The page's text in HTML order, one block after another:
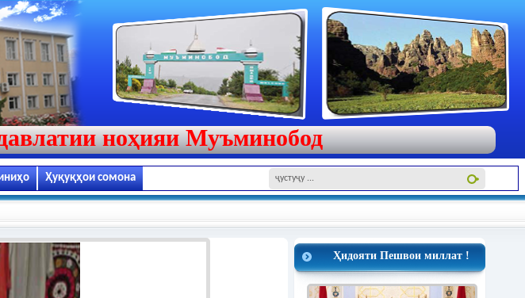
ноҳияи Муъминобод
Ҳуқуқҳои сомона
Ҳидояти Пешвои миллат !